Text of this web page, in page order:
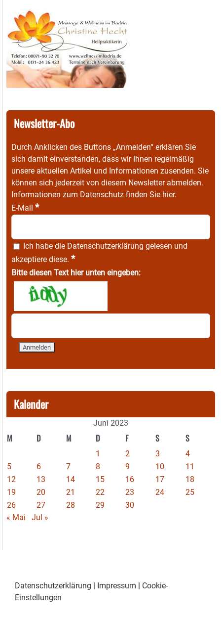
Newsletter-Abo
Durch Anklicken des Buttons „Anmelden“ erklären Sie
sich damit einverstanden, dass wir Ihnen regelmäßig
unsere aktuellen Artikel und Informationen zusenden. Sie
können sich jederzeit von diesem Newsletter abmelden.
Informationen zum Datenschutz finden Sie hier.
E-Mail *
Ich habe die Datenschutzerklärung gelesen und
akzeptiere diese. *
Bitte diesen Text hier unten eingeben:
Kalender
Juni 2023
M D M D F S S
1 2 3
4
5
6 7 8 9 10
11
12
13 14 15 16 17
18
19
20 21 22 23 24
25
26
27 28 29
30
« Mai
Jul »
Datenschutzerklärung | Impressum | Cookie-
Einstellungen